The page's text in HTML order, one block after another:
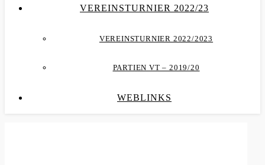
VEREINSTURNIER 2022/23
VEREINSTURNIER 2022/2023
PARTIEN VT – 2019/20
WEBLINKS